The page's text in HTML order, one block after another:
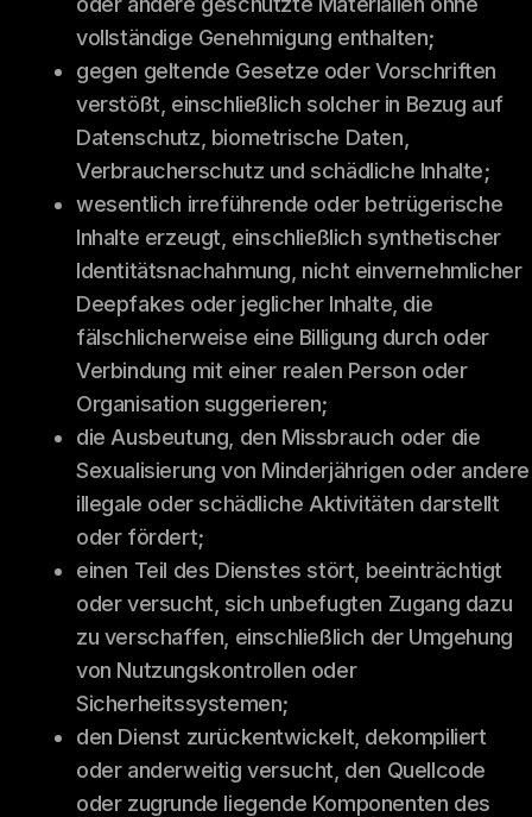
vollständige Genehmigung enthalten;
gegen geltende Gesetze oder Vorschriften
verstößt, einschließlich solcher in Bezug auf
Datenschutz, biometrische Daten,
Verbraucherschutz und schädliche Inhalte;
wesentlich irreführende oder betrügerische
Inhalte erzeugt, einschließlich synthetischer
Identitätsnachahmung, nicht einvernehmlicher
Deepfakes oder jeglicher Inhalte, die
fälschlicherweise eine Billigung durch oder
Verbindung mit einer realen Person oder
Organisation suggerieren;
die Ausbeutung, den Missbrauch oder die
Sexualisierung von Minderjährigen oder andere
illegale oder schädliche Aktivitäten darstellt
oder fördert;
einen Teil des Dienstes stört, beeinträchtigt
oder versucht, sich unbefugten Zugang dazu
zu verschaffen, einschließlich der Umgehung
von Nutzungskontrollen oder
Sicherheitssystemen;
den Dienst zurückentwickelt, dekompiliert
oder anderweitig versucht, den Quellcode
oder zugrunde liegende Komponenten des